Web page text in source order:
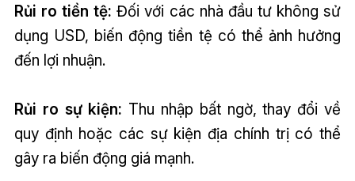
Rủi ro tiền tệ: Đối với các nhà đầu tư không sử
dụng USD, biến động tiền tệ có thể ảnh hưởng
đến lợi nhuận.
Rủi ro sự kiện: Thu nhập bất ngờ, thay đổi về
quy định hoặc các sự kiện địa chính trị có thể
gây ra biến động giá mạnh.